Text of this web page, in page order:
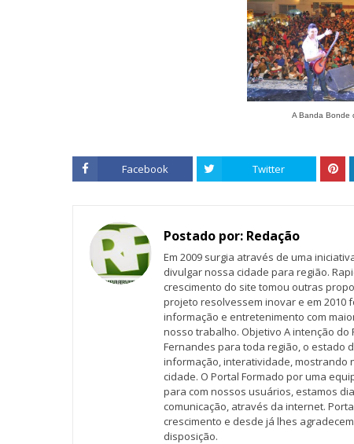
A Banda Bonde
Facebook Twitter
Postado por: Redação
Em 2009 surgia através de uma
divulgar nossa cidade para região.
crescimento do site tomou outras
projeto resolvessem inovar e em 2010
informação e entretenimento com
nosso trabalho. Objetivo A intenção
Fernandes para toda região, o estado
informação, interatividade, mostrando
cidade. O Portal Formado por uma
para com nossos usuários, estamos
comunicação, através da internet.
crescimento e desde já lhes
disposição.